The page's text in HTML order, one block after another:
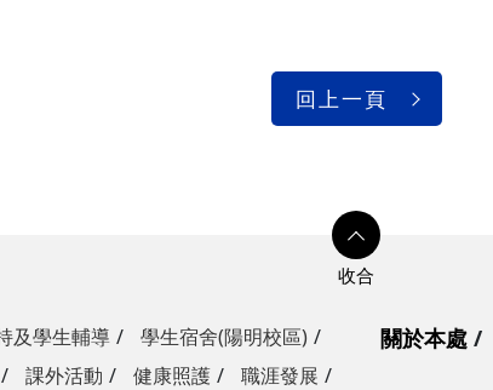
回上一頁
及學生輔導
學生宿舍(陽明校區)
課外活動 健康照護
職涯發展
關於本處